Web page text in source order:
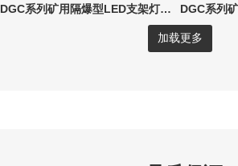
DGC系列矿用隔爆型LED支架灯（10W-30W）
加载更多